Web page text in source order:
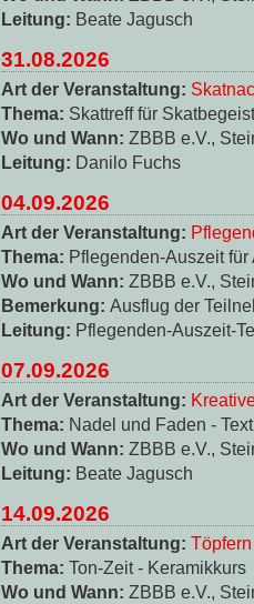
Leitung: Beate Jagusch
31.08.2026
Art der Veranstaltung:
Thema: Skattreff für
Wo und Wann: ZBBB e.V.,
Leitung: Danilo Fuchs
04.09.2026
Art der Veranstaltung:
Thema: Pflegenden-Auszeit
Wo und Wann: ZBBB e.V.,
Bemerkung: Ausflug der
Leitung: Pflegenden-Auszeit-
07.09.2026
Art der Veranstaltung:
Thema: Nadel und Faden -
Wo und Wann: ZBBB e.V.,
Leitung: Beate Jagusch
14.09.2026
Art der Veranstaltung: Töpfern
Thema: Ton-Zeit - Keramikkurs
Wo und Wann: ZBBB e.V.,